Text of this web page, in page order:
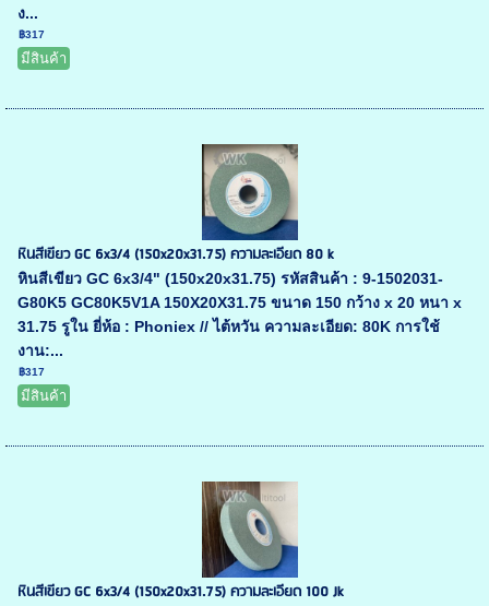
ง...
฿317
มีสินค้า
หินสีเขียว GC 6x3/4 (150x20x31.75) ความละเอียด 80 k
หินสีเขียว GC 6x3/4" (150x20x31.75) รหัสสินค้า : 9-1502031-
G80K5 GC80K5V1A 150X20X31.75 ขนาด 150 กว้าง x 20 หนา x
31.75 รูใน ยี่ห้อ : Phoniex // ไต้หวัน ความละเอียด: 80K การใช้
งาน:...
฿317
มีสินค้า
หินสีเขียว GC 6x3/4 (150x20x31.75) ความละเอียด 100 Jk